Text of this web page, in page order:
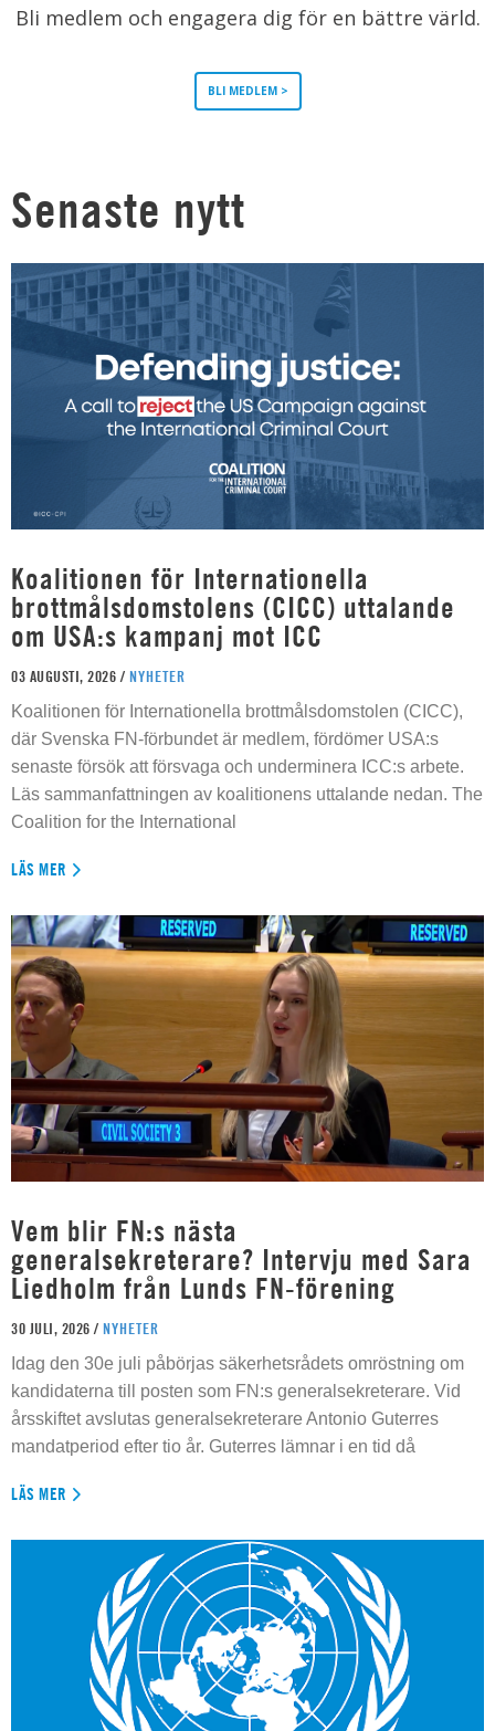
Bli medlem och engagera dig för en bättre värld.
BLI MEDLEM >
Senaste nytt
Koalitionen för Internationella
brottmålsdomstolens (CICC) uttalande
om USA:s kampanj mot ICC
03 AUGUSTI, 2026 / NYHETER
Koalitionen för Internationella brottmålsdomstolen (CICC),
där Svenska FN-förbundet är medlem, fördömer USA:s
senaste försök att försvaga och underminera ICC:s arbete.
Läs sammanfattningen av koalitionens uttalande nedan. The
Coalition for the International
LÄS MER
Vem blir FN:s nästa
generalsekreterare? Intervju med Sara
Liedholm från Lunds FN-förening
30 JULI, 2026 / NYHETER
Idag den 30e juli påbörjas säkerhetsrådets omröstning om
kandidaterna till posten som FN:s generalsekreterare. Vid
årsskiftet avslutas generalsekreterare Antonio Guterres
mandatperiod efter tio år. Guterres lämnar i en tid då
LÄS MER